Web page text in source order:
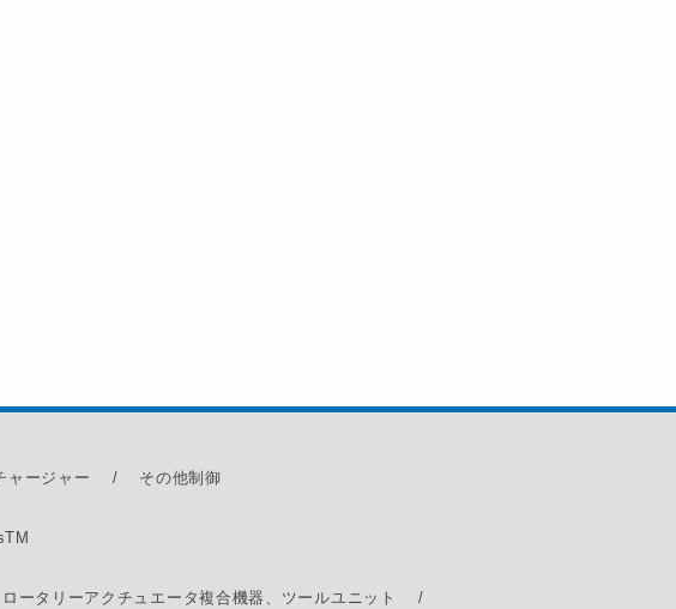
ャージャー その他制御
TM
ロータリーアクチュエータ複合機器、ツールユニット